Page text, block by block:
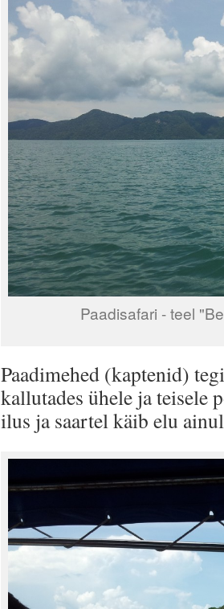
Paadisafari - teel
Paadimehed (kaptenid)
kallutades ühele ja teisele
ilus ja saartel käib elu